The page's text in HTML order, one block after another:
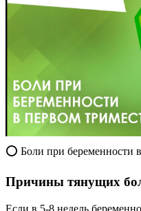
⭕ Боли при беременности
Причины тянущих
Если в 5-8 недель